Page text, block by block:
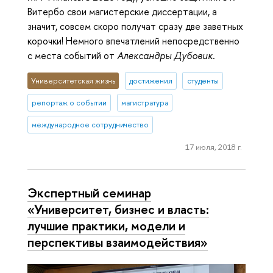
Витербо свои магистерские диссертации, а
значит, совсем скоро получат сразу две заветных
корочки! Немного впечатлений непосредственно
с места событий от Александры Дубовик.
Университетская жизнь достижения студенты
репортаж о событии магистратура
международное сотрудничество
17 июля, 2018 г.
Экспертный семинар
«Университет, бизнес и власть:
лучшие практики, модели и
перспективы взаимодействия»